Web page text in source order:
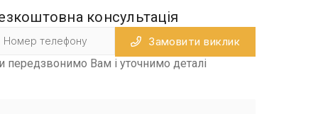
консультація
Замовити виклик
передзвонимо Вам і уточнимо деталі